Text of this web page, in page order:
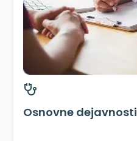
Osnovne dejavnosti